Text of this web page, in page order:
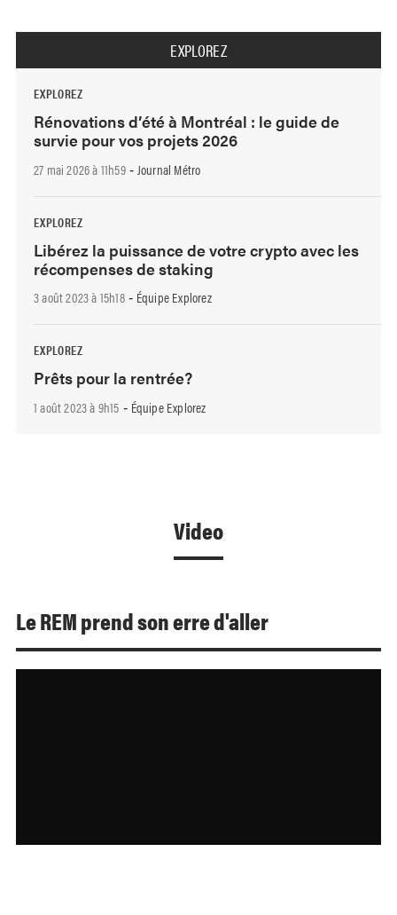
EXPLOREZ
EXPLOREZ
Rénovations d’été à Montréal : le guide de
survie pour vos projets 2026
27 mai 2026 à 11h59- Journal Métro
EXPLOREZ
Libérez la puissance de votre crypto avec les
récompenses de staking
3 août 2023 à 15h18- Équipe Explorez
EXPLOREZ
Prêts pour la rentrée?
1 août 2023 à 9h15 - Équipe Explorez
Video
Le REM prend son erre d'aller